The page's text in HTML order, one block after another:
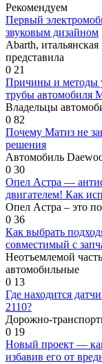
Рекомендуем
Первый
звуковым дизайном
Abarth,
представила
0 21
Причины и методы
трубы автомобиля
Владельцы
0 82
Почему Матиз не
решения
Автомобиль
0 30
Опел Астра —
двигателем! Как
Опел Астра – это
0 36
Как выбрать
совместимый с
Неотъемлемой
автомобильные
0 13
Где находится
2110?
Дорожно-
0 19
Новый проект —
избавив его от